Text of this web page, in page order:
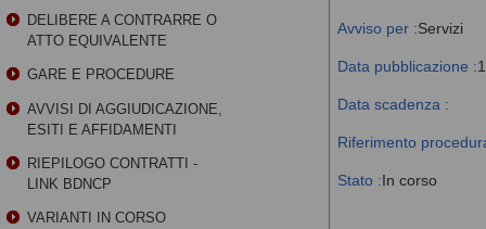
Avviso per :Servizi
Data pubblicazione :
Data scadenza :
Riferimento
Stato :In corso
DELIBERE A CONTRARRE O
ATTO EQUIVALENTE
GARE E PROCEDURE
AVVISI DI AGGIUDICAZIONE,
ESITI E AFFIDAMENTI
RIEPILOGO CONTRATTI -
LINK BDNCP
VARIANTI IN CORSO